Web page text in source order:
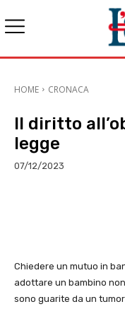
HOME CRONACA
Il diritto
legge
07/12/2023
Chiedere un mutuo in
adottare un bambino
sono guarite da un